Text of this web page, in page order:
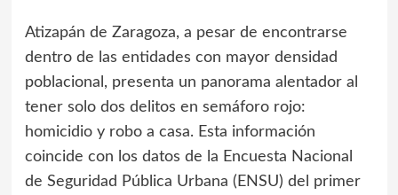
Atizapán de Zaragoza, a pesar de encontrarse
dentro de las entidades con mayor densidad
poblacional, presenta un panorama alentador al
tener solo dos delitos en semáforo rojo:
homicidio y robo a casa. Esta información
coincide con los datos de la Encuesta Nacional
de Seguridad Pública Urbana (ENSU) del primer